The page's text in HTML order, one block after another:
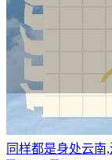
同样都是身处云南